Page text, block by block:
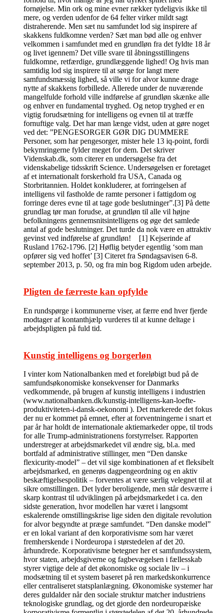
fornøjelse. Min ork og mine evner rækker tydeligvis ikke til
mere, og verden udenfor de 64 felter virker mildt sagt
distraherende. Men sæt nu samfundet lod sig inspirere af
skakkens fuldkomne verden? Sæt man bød alle og enhver
velkommen i samfundet med en grundløn fra det fyldte 18 år
og livet igennem? Det ville svare til åbningsstillingens
fuldkomne, retfærdige, grundlæggende lighed! Og hvis man
samtidig lod sig inspirere til at sørge for langt mere
samfundsmæssig lighed, så ville vi for alvor kunne drage
nytte af skakkens forbillede. Allerede under de nuværende
mangelfulde forhold ville indførelse af grundløn skænke alle
og enhver en fundamental tryghed. Og netop tryghed er en
vigtig forudsætning for intelligens og evnen til at træffe
fornuftige valg. Det har man længe vidst, uden at gøre noget
ved det: ”PENGESORGER GØR DIG DUMMERE
Personer, som har pengesorger, mister hele 13 iq-point, fordi
bekymringerne fylder meget for dem. Det skriver
Videnskab.dk, som citerer en undersøgelse fra det
videnskabelige tidsskrift Science. Undersøgelsen er foretaget
af et internationalt forskerhold fra USA, Canada og
Storbritannien. Holdet konkluderer, at forringelsen af
intelligens vil fastholde de ramte personer i fattigdom og
forringe deres evne til at tage gode beslutninger”.[3] På dette
grundlag tør man forudse, at grundløn til alle vil højne
befolkningens gennemsnitsintelligens og øge det samlede
antal af gode beslutninger. Det turde da nok være en attraktiv
gevinst ved indførelse af grundløn! [1] Kejserinde af
Rusland 1762-1796. [2] Høflig betyder egentlig ‘som man
opfører sig ved hoffet’ [3] Citeret fra Søndagsavisen 6-8.
september 2013, p. 50, og fra min bog Rigdom uden arbejde.
Pligten de færreste kan opfylde
En rundspørge i kommunerne viser, at færre end hver fjerde
modtager af kontanthjælp vurderes til at kunne deltage i
arbejdspligten på fuld tid.
Kunstig intelligens og borgerløn
I vinter kom Nationalbanken med et foreløbigt bud på de
samfundsøkonomiske konsekvenser for Danmarks
vedkommende, på brugen af kunstig intelligens i industrien
(www.nationalbanken.dk/kunstig-intelligens-kan-loefte-
produktiviteten-i-dansk-oekonomi ). Det markerede det fokus
der nu er kommet på emnet, efter at forventningerne i snart et
par år har holdt de internationale aktiemarkeder oppe, til trods
for alle Trump-administrationens forstyrrelser. Rapporten
understreger at arbejdsmarkedet vil ændre sig, bl.a. med
bortfald af administrative stillinger, men “Den danske
flexicurity-model” – det vil sige kombinationen af et fleksibelt
arbejdsmarked, en generøs dagpengeordning og en aktiv
beskæftigelsespolitik – forventes at være særlig velegnet til at
sikre omstillingen. Det lyder beroligende, men står desværre i
skarp kontrast til udviklingen på arbejdsmarkedet i ca. den
sidste generation, hvor modellen har været i langsomt
eskalerende omstillingskrise lige siden den digitale revolution
for alvor begyndte at præge samfundet. “Den danske model”
er en lokal variant af den korporativisme som har været
fremherskende i Nordeuropa i størstedelen af det 20.
århundrede. Korporativisme betegner her et samfundssystem,
hvor staten, arbejdsgiverne og fagbevægelsen i fællesskab
styrer vigtige dele af det økonomiske og sociale liv – i
modsætning til et system baseret på ren markedskonkurrence
eller centraliseret statsplanlægning. Økonomiske systemer har
deres guldalder når den sociale struktur matcher industriens
teknologiske grundlag, og det gjorde den nordeuropæiske